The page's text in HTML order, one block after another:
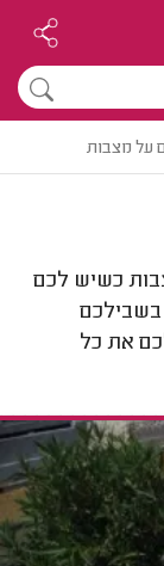
על מצבות
כשיש לכם
בשבילכם
את כל